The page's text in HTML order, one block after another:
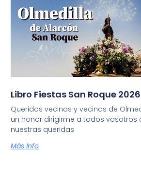
Libro Fiestas San Roque 2026
Queridos vecinos y vecinas de
un honor dirigirme a todos vosotros
nuestras queridas
Más Info